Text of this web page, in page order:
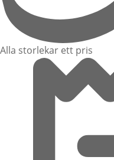
Alla storlekar ett pris